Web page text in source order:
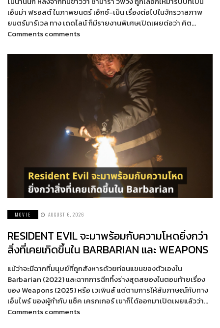
เอ็มม่า ฟรอสต์ ในภาพยนตร์ เอ็กซ์-เม็น เรื่องต่อไปในจักรวาลภาพ
ยนตร์มาร์เวล ทาง เดดไลน์ ก็มีรายงานพิเศษเปิดเผยต่อว่า คิต…
Comments comments
MOVIE AUGUST 6, 2026
RESIDENT EVIL จะมาพร้อมกับความโหดยิ่งกว่า
สิ่งที่เคยเกิดขึ้นใน BARBARIAN และ WEAPONS
แม้ว่าจะมีฉากที่มนุษย์ที่ถูกสังหารด้วยท่อนแขนของตัวเองใน
Barbarian (2022) และฉากการฉีกทึ้งร่างสุดสยองในตอนท้ายเรื่อง
ของ Weapons (2025) หรือ เวเพินส์ แต่ตามการให้สัมภาษณ์กับทาง
เอ็มไพร์ ของผู้กำกับ แซ็ค เครกเกอร์ เขาก็ได้ออกมาเปิดเผยแล้วว่า…
Comments comments